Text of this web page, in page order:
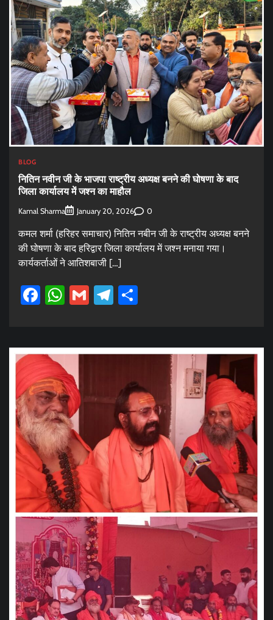
BLOG
नितिन नवीन जी के भाजपा राष्ट्रीय अध्यक्ष बनने की घोषणा के बाद
जिला कार्यालय में जश्न का माहौल
Kamal Sharma January 20, 2026 0
कमल शर्मा (हरिहर समाचार) नितिन नबीन जी के राष्ट्रीय अध्यक्ष बनने
की घोषणा के बाद हरिद्वार जिला कार्यालय में जश्न मनाया गया।
कार्यकर्ताओं ने आतिशबाजी […]
Facebook
WhatsApp
GmailTelegram